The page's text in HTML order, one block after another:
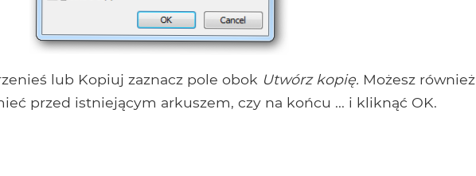
lub Kopiuj zaznacz pole obok Utwórz kopię. Możesz również
przed istniejącym arkuszem, czy na końcu ... i kliknąć OK.